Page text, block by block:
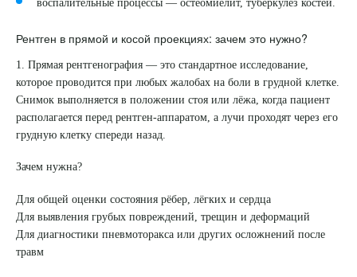
Рентген в прямой и косой проекциях: зачем это нужно?
1. Прямая рентгенография — это стандартное исследование,
которое проводится при любых жалобах на боли в грудной клетке.
Снимок выполняется в положении стоя или лёжа, когда пациент
располагается перед рентген-аппаратом, а лучи проходят через его
грудную клетку спереди назад.
Зачем нужна?
Для общей оценки состояния рёбер, лёгких и сердца
Для выявления грубых повреждений, трещин и деформаций
Для диагностики пневмоторакса или других осложнений после
травм